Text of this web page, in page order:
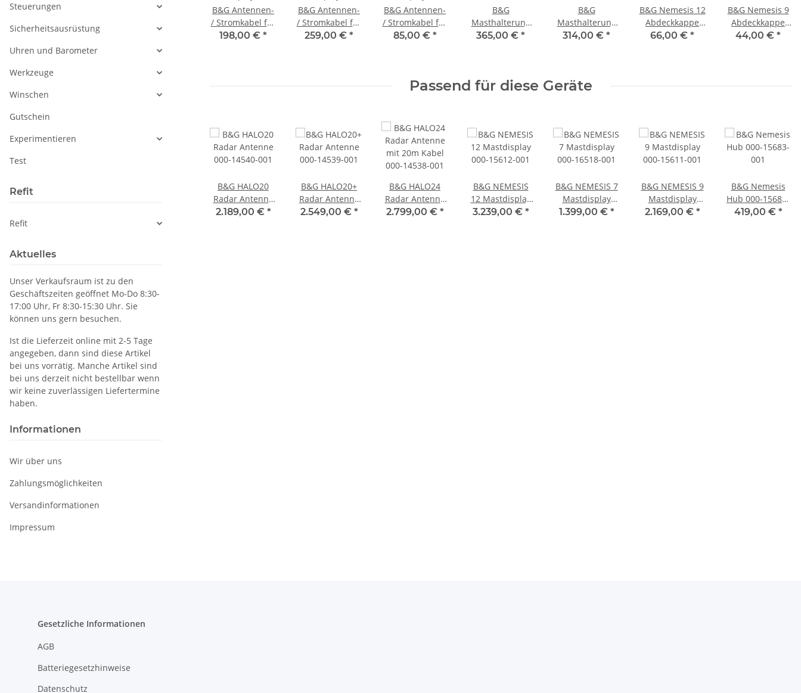
12
B&G Nemesis 9
Abdeckkappe
Kunststoff 000-
15868-001
B&G Nemesis
Ethernet kurz
B&G Antennen-
/ Stromkabel für
NEMESIS
198,00 € *
B&G Antennen-
/ Stromkabel für
NEMESIS
14550-001
259,00 € *
B&G Antennen-
/ Stromkabel für
NEMESIS
14547-001
85,00 € *
B&G
Masthalterung
für Nemesis 12
365,00 € *
B&G
Masthalterung
für Nemesis 9
314,00 € *
B&G Nemesis 12
Abdeckkappe
Kunststoff 000-
66,00 € *
B&G Nemesis 9
Abdeckkappe
Kunststoff 000-
44,00 € *
Passend für diese Geräte
Kabel 000-
B&G HALO20
Radar Antenne
000-14540-001
2.189,00 € *
B&G HALO20+
Radar Antenne
000-14539-001
2.549,00 € *
B&G HALO24
Radar Antenne
mit 20m Kabel
2.799,00 € *
B&G NEMESIS
12 Mastdisplay
000-15612-001
3.239,00 € *
B&G NEMESIS 7
Mastdisplay
000-16518-001
1.399,00 € *
B&G NEMESIS 9
Mastdisplay
000-15611-001
2.169,00 € *
B&G Nemesis
Hub 000-15683-
001
419,00 € *
Steuerungen
Sicherheitsausrüstung
Uhren und Barometer
Werkzeuge
Winschen
Gutschein
Experimentieren
Test
Refit
Refit
Aktuelles
Unser Verkaufsraum ist zu den
Geschäftszeiten geöffnet Mo-Do 8:30-
17:00 Uhr, Fr 8:30-15:30 Uhr. Sie
können uns gern besuchen.
Ist die Lieferzeit online mit 2-5 Tage
angegeben, dann sind diese Artikel
bei uns vorrätig. Manche Artikel sind
bei uns derzeit nicht bestellbar wenn
wir keine zuverlässigen Liefertermine
haben.
Informationen
Wir über uns
Zahlungsmöglichkeiten
Versandinformationen
Impressum
Gesetzliche Informationen
AGB
Batteriegesetzhinweise
Datenschutz